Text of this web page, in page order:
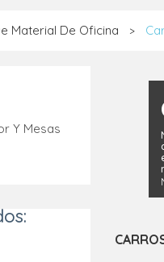
Material De Oficina >
Y Mesas